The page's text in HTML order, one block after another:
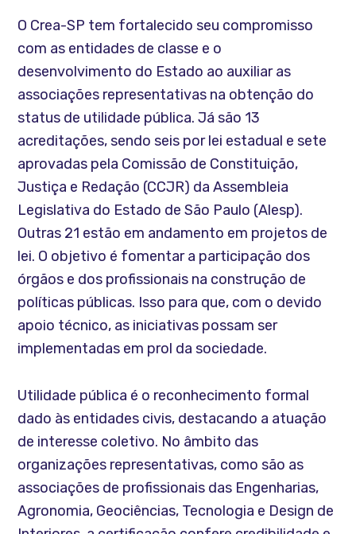
O Crea-SP tem fortalecido seu compromisso
com as entidades de classe e o
desenvolvimento do Estado ao auxiliar as
associações representativas na obtenção do
status de utilidade pública. Já são 13
acreditações, sendo seis por lei estadual e sete
aprovadas pela Comissão de Constituição,
Justiça e Redação (CCJR) da Assembleia
Legislativa do Estado de São Paulo (Alesp).
Outras 21 estão em andamento em projetos de
lei. O objetivo é fomentar a participação dos
órgãos e dos profissionais na construção de
políticas públicas. Isso para que, com o devido
apoio técnico, as iniciativas possam ser
implementadas em prol da sociedade.
Utilidade pública é o reconhecimento formal
dado às entidades civis, destacando a atuação
de interesse coletivo. No âmbito das
organizações representativas, como são as
associações de profissionais das Engenharias,
Agronomia, Geociências, Tecnologia e Design de